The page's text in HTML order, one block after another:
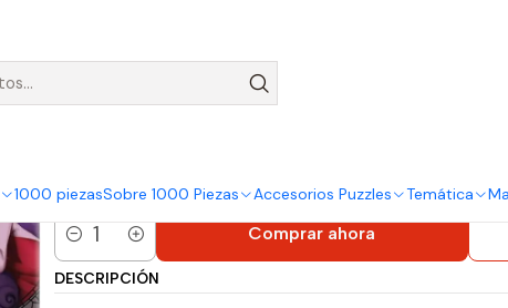
1000 piezasSobre 1000 Piezas Accesorios Puzzles Temática
Puzzle 1000 Piezas |
|
Cantidad
Comprar ahora
DESCRIPCIÓN